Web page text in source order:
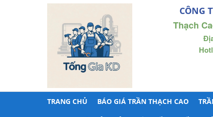
CÔNG
Thạch
TRANG CHỦ BÁO GIÁ TRẦN THẠCH CAO